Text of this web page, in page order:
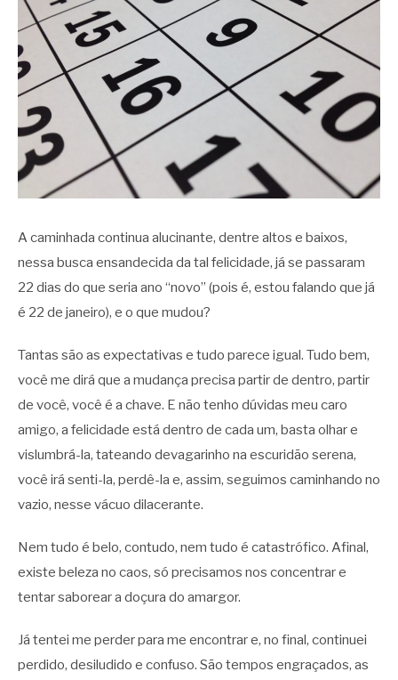
A caminhada continua alucinante, dentre altos e baixos,
nessa busca ensandecida da tal felicidade, já se passaram
22 dias do que seria ano “novo” (pois é, estou falando que já
é 22 de janeiro), e o que mudou?
Tantas são as expectativas e tudo parece igual. Tudo bem,
você me dirá que a mudança precisa partir de dentro, partir
de você, você é a chave. E não tenho dúvidas meu caro
amigo, a felicidade está dentro de cada um, basta olhar e
vislumbrá-la, tateando devagarinho na escuridão serena,
você irá senti-la, perdê-la e, assim, seguimos caminhando no
vazio, nesse vácuo dilacerante.
Nem tudo é belo, contudo, nem tudo é catastrófico. Afinal,
existe beleza no caos, só precisamos nos concentrar e
tentar saborear a doçura do amargor.
Já tentei me perder para me encontrar e, no final, continuei
perdido, desiludido e confuso. São tempos engraçados, as